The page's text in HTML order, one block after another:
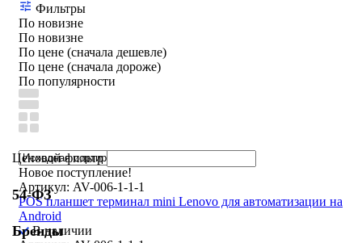
Фильтры
По новизне
По новизне
По цене (сначала дешевле)
По цене (сначала дороже)
По популярности
Ценовой фильтр
54-ФЗ
Бренды
Новое поступление!
Артикул: AV-006-1-1-1
POS планшет терминал mini Lenovo для автоматизации на
Android
В наличии